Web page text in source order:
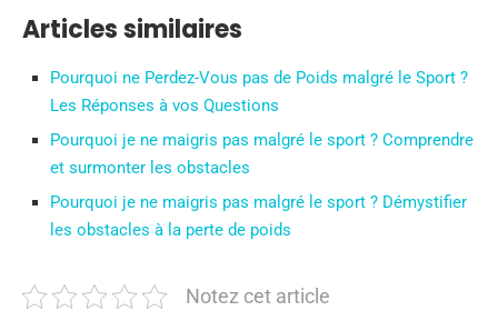
Articles similaires
Pourquoi ne Perdez-Vous pas de Poids malgré le Sport ?
Les Réponses à vos Questions
Pourquoi je ne maigris pas malgré le sport ? Comprendre
et surmonter les obstacles
Pourquoi je ne maigris pas malgré le sport ? Démystifier
les obstacles à la perte de poids
Notez cet article